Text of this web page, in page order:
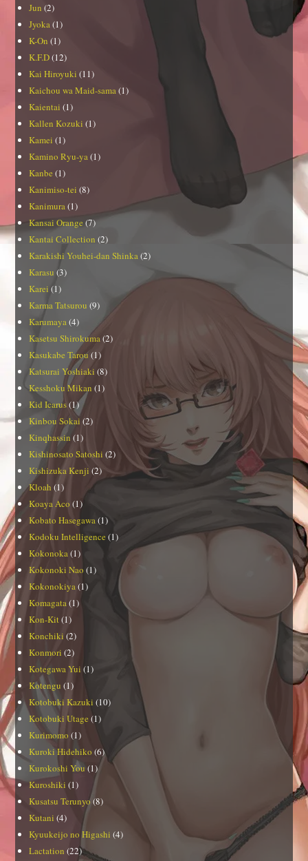
Jun (2)
Jyoka(1)
K-On (1)
K.F.D(12)
Kai Hiroyuki (11)
Kaichou wa Maid-sama(1)
Kaientai (1)
Kallen Kozuki (1)
Kamei (1)
Kamino Ryu-ya(1)
Kanbe (1)
Kanimiso-tei (8)
Kanimura(1)
Kansai Orange (7)
Kantai Collection (2)
Karakishi Youhei-dan Shinka(2)
Karasu (3)
Karei (1)
Karma Tatsurou (9)
Karumaya(4)
Kasetsu Shirokuma(2)
Kasukabe Tarou (1)
Katsurai Yoshiaki (8)
Kesshoku Mikan (1)
Kid Icarus(1)
Kinbou Sokai (2)
Kinqhassin (1)
Kishinosato Satoshi (2)
Kishizuka Kenji (2)
Kloah (1)
Koaya Aco (1)
Kobato Hasegawa(1)
Kodoku Intelligence (1)
Kokonoka(1)
Kokonoki Nao (1)
Kokonokiya(1)
Komagata(1)
Kon-Kit(1)
Konchiki (2)
Konmori (2)
Kotegawa Yui (1)
Kotengu (1)
Kotobuki Kazuki (10)
Kotobuki Utage (1)
Kurimomo (1)
Kuroki Hidehiko (6)
Kurokoshi You (1)
Kuroshiki (1)
Kusatsu Terunyo(8)
Kutani (4)
Kyuukeijo no Higashi (4)
Lactation (22)